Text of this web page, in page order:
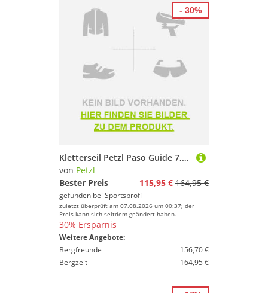
Kletterseil Petzl Paso Guide 7,7mm 2026
von Petzl
Bester Preis
115,95 € 164,95 €
gefunden bei Sportsprofi
zuletzt überprüft am 07.08.2026 um 00:37; der
Preis kann sich seitdem geändert haben.
30% Ersparnis
Weitere Angebote:
Bergfreunde
156,70 €
Bergzeit
164,95 €
- 30%